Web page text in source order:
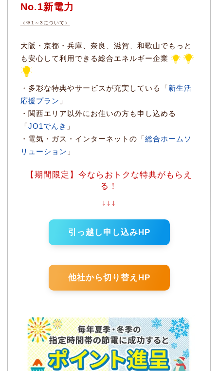
No.1新電力
（※1～3について）
大阪・京都・兵庫、奈良、滋賀、和歌山でもっと
も安心して利用できる総合エネルギー企業
・多彩な特典やサービスが充実している「新生活
応援プラン 」
・関西エリア以外にお住いの方も申し込める
「JO1でんき 」
・電気・ガス・インターネットの「総合ホームソ
リューション 」
【期間限定】今ならおトクな特典がもらえ
る！
↓↓↓
引っ越し申し込みHP
他社から切り替えHP